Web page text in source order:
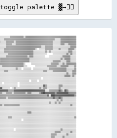
toggle palette ▓→✊🏽